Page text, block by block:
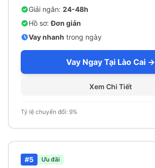
Giải ngân: 24-48h
Hồ sơ:Đơn giản
Vay nhanh trong ngày
Vay Ngay Tại Lào Cai →
Xem Chi Tiết
Tỷ lệ chuyển đổi: 9%
#5 Ưu đãi